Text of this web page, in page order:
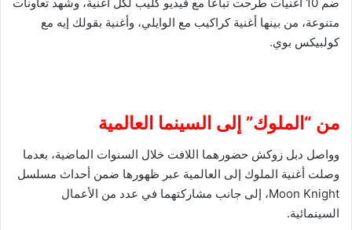
متنوعة، من بينها أغنية كراكيب مع الوايلي، وأغنية بقولك إيه مع
كولبيكس بوي.
من “الملوك” إلى السينما العالمية
وواصل دبل زوكش حضورهما اللافت خلال السنوات الماضية، بعدما
وصلت أغنية الملوك إلى العالمية عبر ظهورها ضمن أحداث مسلسل
Moon Knight، إلى جانب مشاركتهما في عدد من الأعمال
السينمائية.